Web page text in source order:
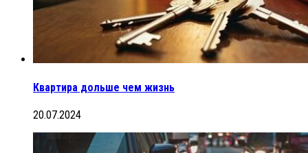
Квартира дольше чем жизнь
20.07.2024